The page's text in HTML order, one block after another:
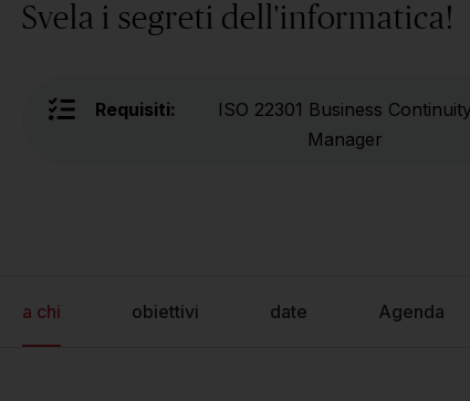
Svela i segreti dell'informatica!
Requisiti:
ISO 22301 Business Continuity
Manager
a chi obiettivi date Agenda